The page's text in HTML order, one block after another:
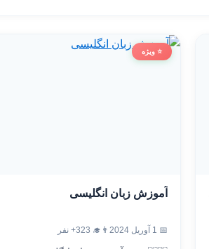
⭐ ویژه
آموزش زبان انگلیسی
📅 1 آوریل 2024 👨‍🎓 323+ نفر